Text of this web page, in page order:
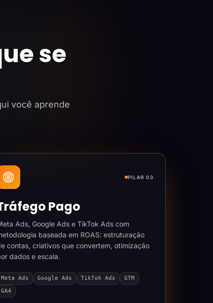
se
você aprende
PILAR 03
Pago
Ads, Google Ads e TikTok Ads com
baseada em ROAS: estruturação
contas, criativos que convertem, otimização
dados e escala.
Meta Ads Google Ads TikTok Ads
GTM
GA4